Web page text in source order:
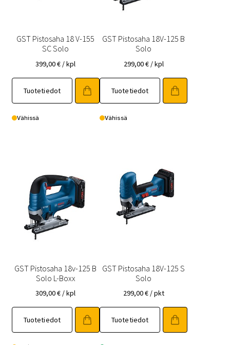
GST Pistosaha 18 V-155
SC Solo
399,00€ / kpl
Tuotetiedot
Vähissä
GST Pistosaha 18V-125 B
Solo
299,00€ / kpl
Tuotetiedot
Vähissä
GST Pistosaha 18v-125 B
Solo L-Boxx
309,00€ / kpl
Tuotetiedot
GST Pistosaha 18V-125 S
Solo
299,00€ / pkt
Tuotetiedot